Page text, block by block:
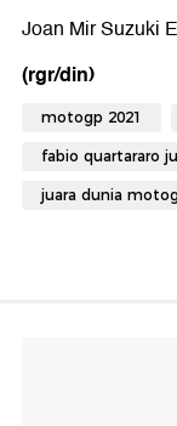
Joan Mir Suzuki
(rgr/din)
motogp 2021
fabio quartararo
juara dunia